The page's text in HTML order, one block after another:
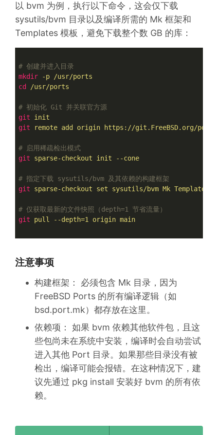
以 bvm 为例，执行以下命令，这会仅下载
sysutils/bvm 目录以及编译所需的 Mk 框架和
Templates 模板，避免下载整个数 GB 的库：
# 创建并进入目录
mkdir
-p /usr/ports
cd
/usr/ports
# 初始化 Git 并关联官方源
git
init
git
remote add origin https://git.FreeBSD.org/
# 启用稀疏检出模式
git
sparse-checkout init --cone
# 指定下载 sysutils/bvm 及其依赖的构建框架
git
sparse-checkout set sysutils/bvm Mk Templates
# 仅获取最新的文件快照（depth=1 节省流量）
git
pull --depth=1 origin main
注意事项
构建框架： 必须包含 Mk 目录，因为
FreeBSD Ports 的所有编译逻辑（如
bsd.port.mk）都存放在这里。
依赖项： 如果 bvm 依赖其他软件包，且这
些包尚未在系统中安装，编译时会自动尝试
进入其他 Port 目录。如果那些目录没有被
检出，编译可能会报错。在这种情况下，建
议先通过 pkg install 安装好 bvm 的所有依
赖。